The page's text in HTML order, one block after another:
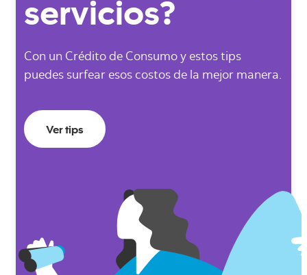
servicios?
Con un Crédito de Consumo y estos tips
puedes surfear esos costos de la mejor manera.
Ver tips